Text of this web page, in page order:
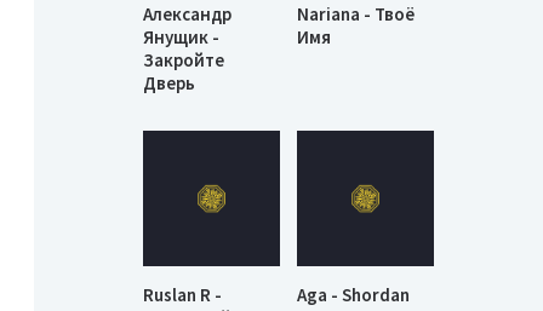
Александр
Янущик -
Закройте
Дверь
Nariana - Твоё
Имя
Ruslan R -
Aga - Shordan